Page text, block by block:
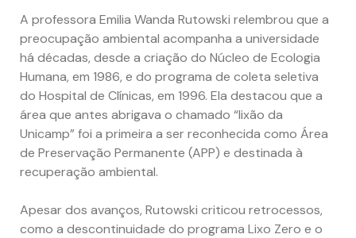
A professora Emilia Wanda Rutowski relembrou que a
preocupação ambiental acompanha a universidade
há décadas, desde a criação do Núcleo de Ecologia
Humana, em 1986, e do programa de coleta seletiva
do Hospital de Clínicas, em 1996. Ela destacou que a
área que antes abrigava o chamado “lixão da
Unicamp” foi a primeira a ser reconhecida como Área
de Preservação Permanente (APP) e destinada à
recuperação ambiental.
Apesar dos avanços, Rutowski criticou retrocessos,
como a descontinuidade do programa Lixo Zero e o